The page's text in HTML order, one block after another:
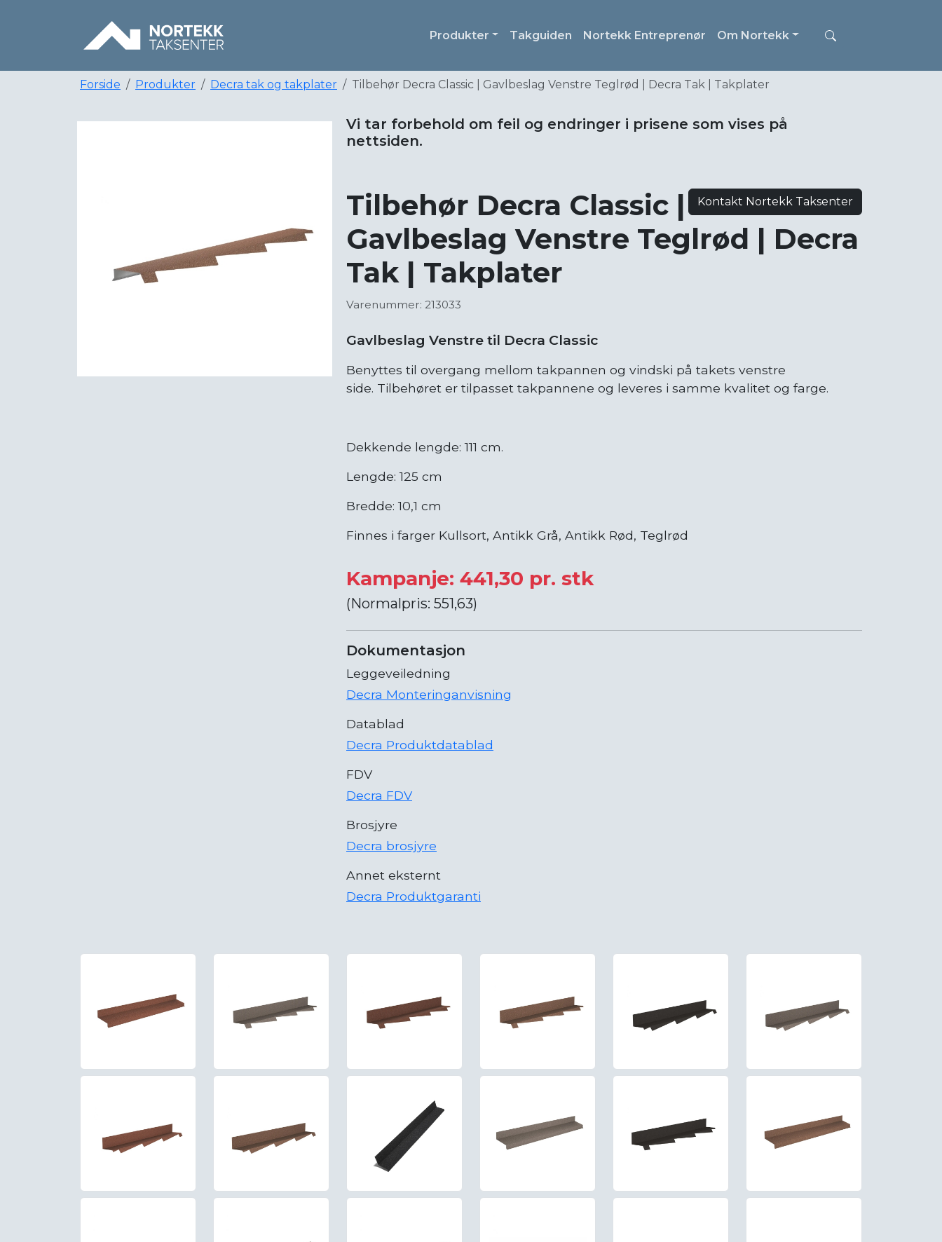
Produkter Takguiden Nortekk Entreprenør Om Nortekk
Forside Produkter Decra tak og takplater Tilbehør Decra Classic | Gavlbeslag Venstre Teglrød | Decra Tak | Takplater
Vi tar forbehold om feil og endringer i prisene som vises på
nettsiden.
Kontakt Nortekk Taksenter
Tilbehør Decra Classic |
Gavlbeslag Venstre Teglrød | Decra
Tak | Takplater
Varenummer: 213033
Gavlbeslag Venstre til Decra Classic
Benyttes til overgang mellom takpannen og vindski på takets venstre
side. Tilbehøret er tilpasset takpannene og leveres i samme kvalitet og farge.
Dekkende lengde: 111 cm.
Lengde: 125 cm
Bredde: 10,1 cm
Finnes i farger Kullsort, Antikk Grå, Antikk Rød, Teglrød
Kampanje: 441,30 pr. stk
(Normalpris: 551,63)
Dokumentasjon
Leggeveiledning
Decra Monteringanvisning
Datablad
Decra Produktdatablad
FDV
Decra FDV
Brosjyre
Decra brosjyre
Annet eksternt
Decra Produktgaranti